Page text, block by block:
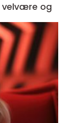
velvære og